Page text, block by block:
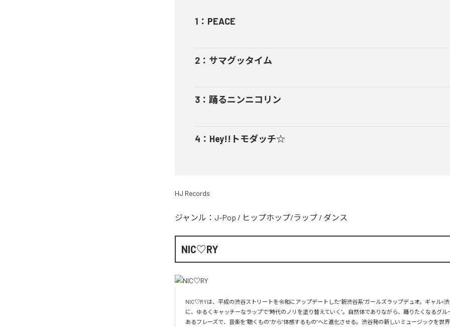
1 ： PEACE
2 ： サマグッタイム
3 ： 踊るニンニコリン
4 ： Hey!!トモダッチ☆
HJ Records
ジャンル： J-Pop / ヒップホップ/ラップ / ダンス
NIC♡RY
NIC♡RYは、平成の渋谷ストリートを令和にアップデートした“新渋谷系”ガールズラップデュオ。ギャル×
に、ゆるくキャッチーなラップで“時代のノリを塗り替えていく”。自然体でありながら、踊りたくなるグル
あるフレーズで、音楽を“聴くもの”から“体感するもの”へと進化させる。渋谷発の新しいミュージックを世